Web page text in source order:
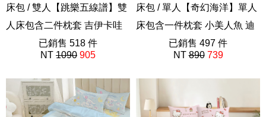
床包 / 雙人【跳樂五線譜】雙
人床包含二件枕套 吉伊卡哇
Chiikawa已銷售 518 件
NT 1090 905
床包 / 單人【奇幻海洋】單人
床包含一件枕套 小美人魚 迪
士尼公主 愛麗兒
已銷售 497 件
NT890 739